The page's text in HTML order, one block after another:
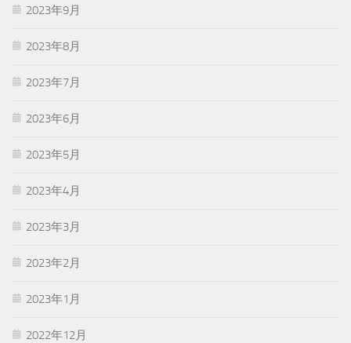
2023年9月
2023年8月
2023年7月
2023年6月
2023年5月
2023年4月
2023年3月
2023年2月
2023年1月
2022年12月